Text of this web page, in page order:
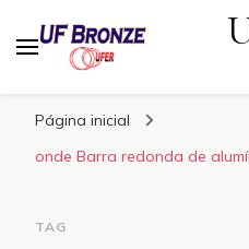
Página inicial
onde Barra redonda de
TAG